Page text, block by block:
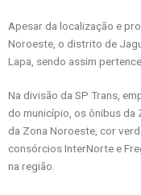
Apesar da localização e
Noroeste, o distrito de
Lapa, sendo assim
Na divisão da SP Trans,
do município, os ônibus da
da Zona Noroeste, cor
consórcios InterNorte e
na região.